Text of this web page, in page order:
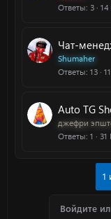
Ответы 3
Чат-
Shumaher
Ответы 13
Auto TG
джефри
Ответы 1
1
Войдите